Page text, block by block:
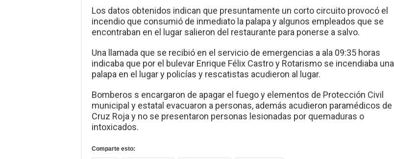
Los datos obtenidos indican que presuntamente un corto circuito provocó el
incendio que consumió de inmediato la palapa y algunos empleados que se
encontraban en el lugar salieron del restaurante para ponerse a salvo.
Una llamada que se recibió en el servicio de emergencias a ala 09:35 horas
indicaba que por el bulevar Enrique Félix Castro y Rotarismo se incendiaba una
palapa en el lugar y policías y rescatistas acudieron al lugar.
Bomberos s encargaron de apagar el fuego y elementos de Protección Civil
municipal y estatal evacuaron a personas, además acudieron paramédicos de
Cruz Roja y no se presentaron personas lesionadas por quemaduras o
intoxicados.
Comparte esto: